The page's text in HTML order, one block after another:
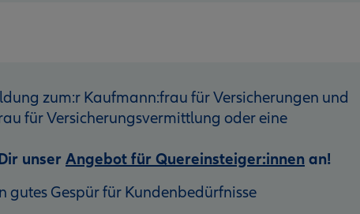
zum:r Kaufmann:frau für Versicherungen und
für Versicherungsvermittlung oder eine
unser Angebot für Quereinsteiger:innen an!
gutes Gespür für Kundenbedürfnisse